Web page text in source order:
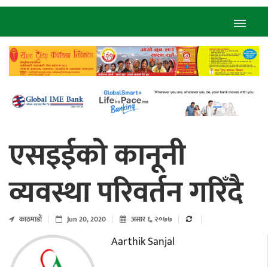
एसइईको कानूनी
व्यवस्था परिवर्तन गरिँदै
काठमाडाैं Jun 20, 2020 असार ६, २०७७
Aarthik Sanjal